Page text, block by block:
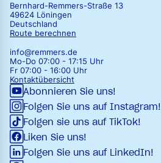
Bernhard-Remmers-Straße 13
49624 Löningen
Deutschland
Route berechnen
info@remmers.de
Mo-Do 07:00 - 17:15 Uhr
Fr 07:00 - 16:00 Uhr
Kontaktübersicht
Abonnieren Sie uns!
Folgen Sie uns auf Instagram!
Folgen sie uns auf TikTok!
Liken Sie uns!
Folgen Sie uns auf LinkedIn!